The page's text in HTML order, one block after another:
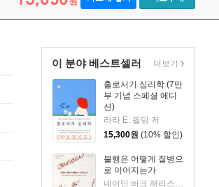
이 분야 베스트셀러
홀로서기 심리학 (7만
부 기념 스페셜 에디
션)
라라 E. 필딩 저
15,300원 (10% 할인)
불행은 어떻게 질병으
로 이어지는가
더보기